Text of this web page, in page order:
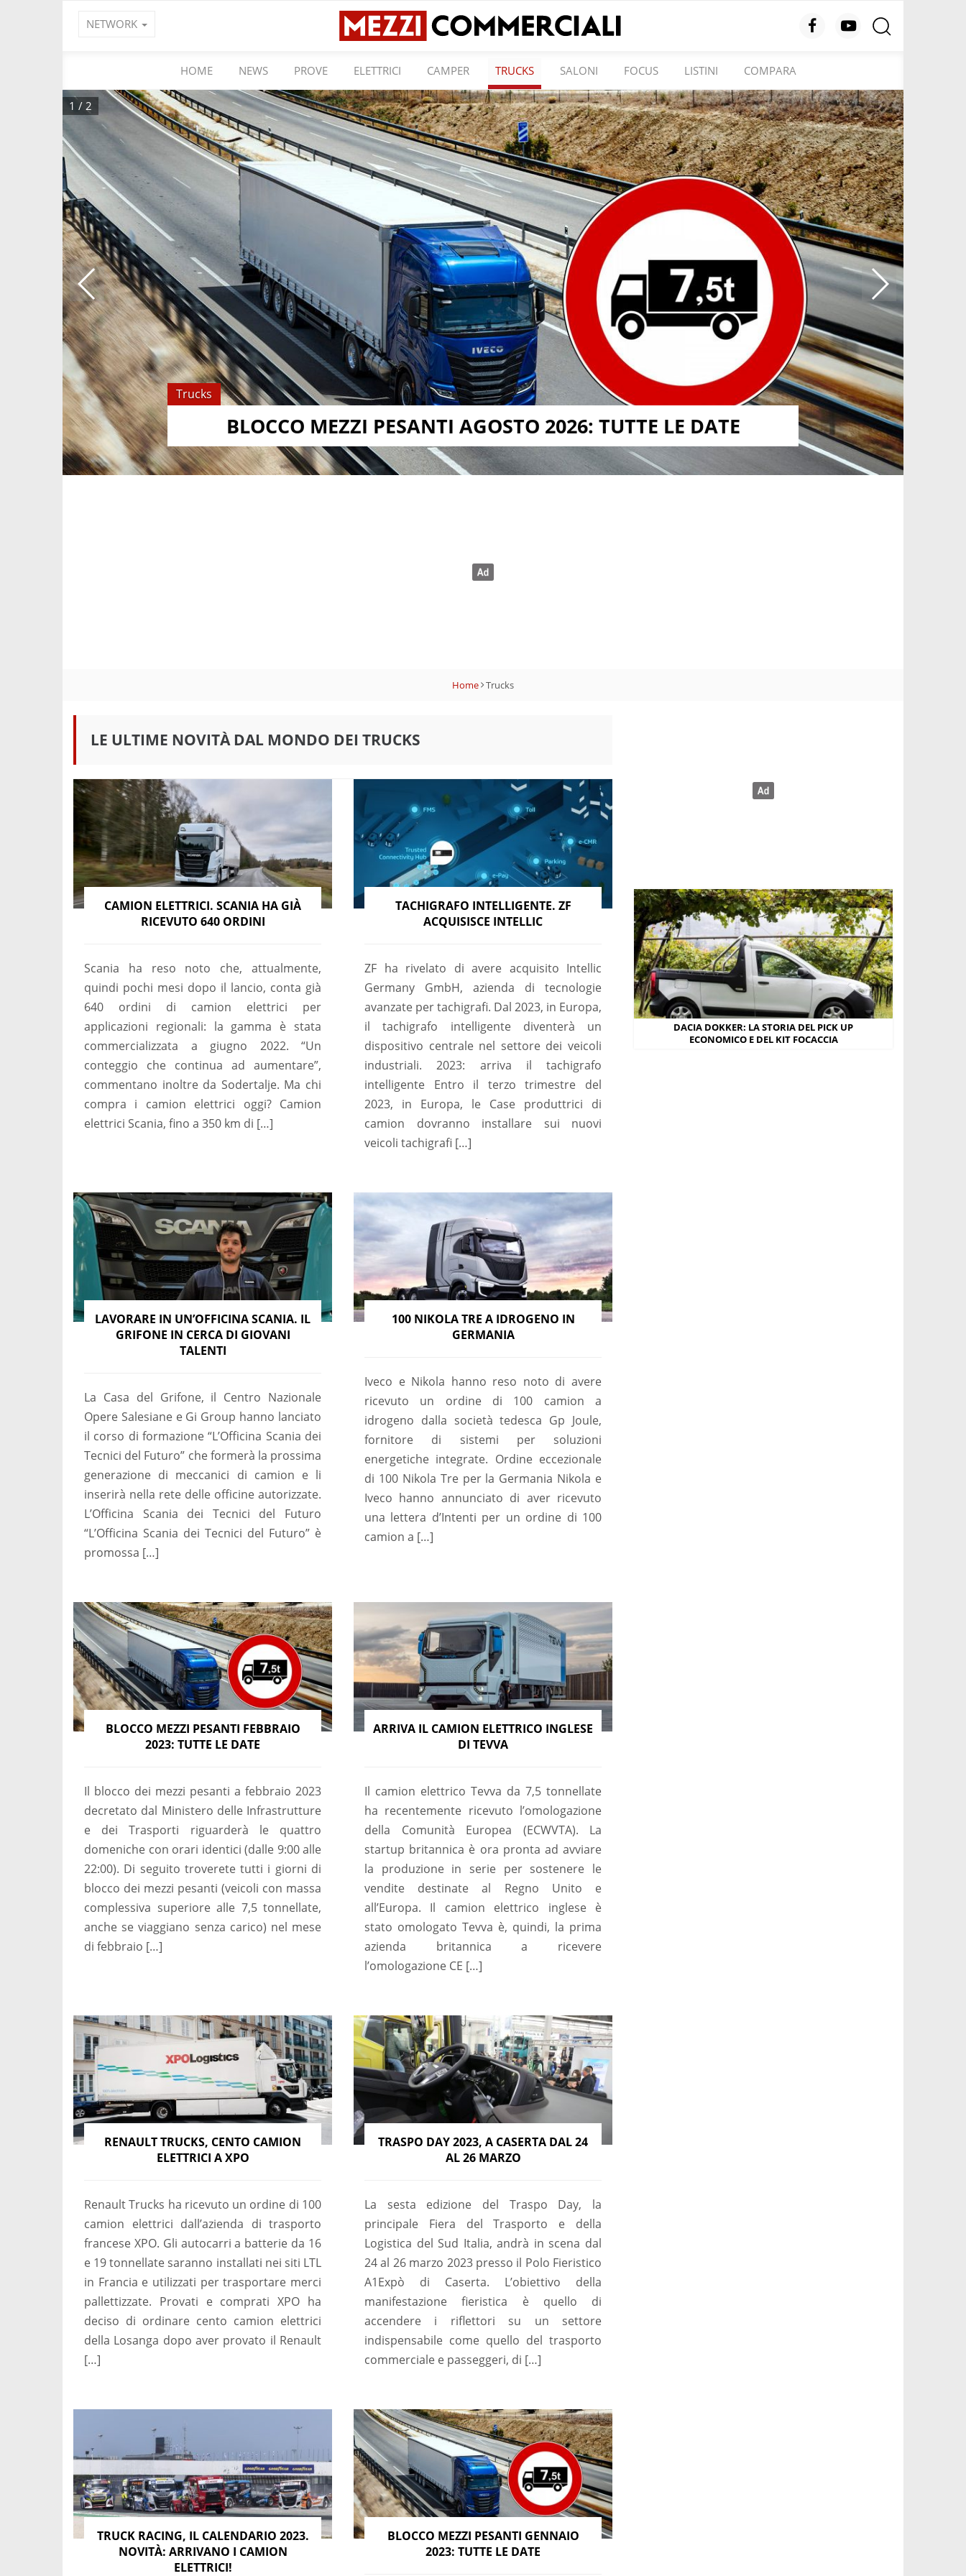
NETWORK
HOME NEWS PROVE ELETTRICI CAMPER TRUCKS SALONI FOCUS LISTINI COMPARA
Trucks
BLOCCO MEZZI PESANTI AGOSTO 2026: TUTTE LE DATE
1 / 2
Home Trucks
LE ULTIME NOVITÀ DAL MONDO DEI TRUCKS
CAMION ELETTRICI. SCANIA HA GIÀ
RICEVUTO 640 ORDINI
Scania ha reso noto che, attualmente,
quindi pochi mesi dopo il lancio, conta già
640 ordini di camion elettrici per
applicazioni regionali: la gamma è stata
commercializzata a giugno 2022. “Un
conteggio che continua ad aumentare”,
commentano inoltre da Sodertalje. Ma chi
compra i camion elettrici oggi? Camion
elettrici Scania, fino a 350 km di […]
TACHIGRAFO INTELLIGENTE. ZF
ACQUISISCE INTELLIC
ZF ha rivelato di avere acquisito Intellic
Germany GmbH, azienda di tecnologie
avanzate per tachigrafi. Dal 2023, in Europa,
il tachigrafo intelligente diventerà un
dispositivo centrale nel settore dei veicoli
industriali. 2023: arriva il tachigrafo
intelligente Entro il terzo trimestre del
2023, in Europa, le Case produttrici di
camion dovranno installare sui nuovi
veicoli tachigrafi […]
LAVORARE IN UN’OFFICINA SCANIA. IL
GRIFONE IN CERCA DI GIOVANI
TALENTI
La Casa del Grifone, il Centro Nazionale
Opere Salesiane e Gi Group hanno lanciato
il corso di formazione “L’Officina Scania dei
Tecnici del Futuro” che formerà la prossima
generazione di meccanici di camion e li
inserirà nella rete delle officine autorizzate.
L’Officina Scania dei Tecnici del Futuro
“L’Officina Scania dei Tecnici del Futuro” è
promossa […]
100 NIKOLA TRE A IDROGENO IN
GERMANIA
Iveco e Nikola hanno reso noto di avere
ricevuto un ordine di 100 camion a
idrogeno dalla società tedesca Gp Joule,
fornitore di sistemi per soluzioni
energetiche integrate. Ordine eccezionale
di 100 Nikola Tre per la Germania Nikola e
Iveco hanno annunciato di aver ricevuto
una lettera d’Intenti per un ordine di 100
camion a […]
BLOCCO MEZZI PESANTI FEBBRAIO
2023: TUTTE LE DATE
Il blocco dei mezzi pesanti a febbraio 2023
decretato dal Ministero delle Infrastrutture
e dei Trasporti riguarderà le quattro
domeniche con orari identici (dalle 9:00 alle
22:00). Di seguito troverete tutti i giorni di
blocco dei mezzi pesanti (veicoli con massa
complessiva superiore alle 7,5 tonnellate,
anche se viaggiano senza carico) nel mese
di febbraio […]
ARRIVA IL CAMION ELETTRICO INGLESE
DI TEVVA
Il camion elettrico Tevva da 7,5 tonnellate
ha recentemente ricevuto l’omologazione
della Comunità Europea (ECWVTA). La
startup britannica è ora pronta ad avviare
la produzione in serie per sostenere le
vendite destinate al Regno Unito e
all’Europa. Il camion elettrico inglese è
stato omologato Tevva è, quindi, la prima
azienda britannica a ricevere
l’omologazione CE […]
RENAULT TRUCKS, CENTO CAMION
ELETTRICI A XPO
Renault Trucks ha ricevuto un ordine di 100
camion elettrici dall’azienda di trasporto
francese XPO. Gli autocarri a batterie da 16
e 19 tonnellate saranno installati nei siti LTL
in Francia e utilizzati per trasportare merci
pallettizzate. Provati e comprati XPO ha
deciso di ordinare cento camion elettrici
della Losanga dopo aver provato il Renault
[…]
TRASPO DAY 2023, A CASERTA DAL 24
AL 26 MARZO
La sesta edizione del Traspo Day, la
principale Fiera del Trasporto e della
Logistica del Sud Italia, andrà in scena dal
24 al 26 marzo 2023 presso il Polo Fieristico
A1Expò di Caserta. L’obiettivo della
manifestazione fieristica è quello di
accendere i riflettori su un settore
indispensabile come quello del trasporto
commerciale e passeggeri, di […]
TRUCK RACING, IL CALENDARIO 2023.
NOVITÀ: ARRIVANO I CAMION
ELETTRICI!
BLOCCO MEZZI PESANTI GENNAIO
2023: TUTTE LE DATE
DACIA DOKKER: LA STORIA DEL PICK UP
ECONOMICO E DEL KIT FOCACCIA